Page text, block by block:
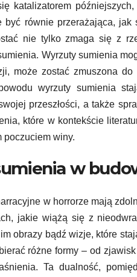
katalizatorem
równie przerażająca,
nie tylko zmaga się z
Wyrzuty sumienia
może zostać zmuszona
wyrzuty sumienia
przeszłości, a także
które w kontekście
poczuciem winy.
w
w horrorze mają
jakie wiążą się z
obrazy bądź wizje, które
różne formy – od
Ta dualność,